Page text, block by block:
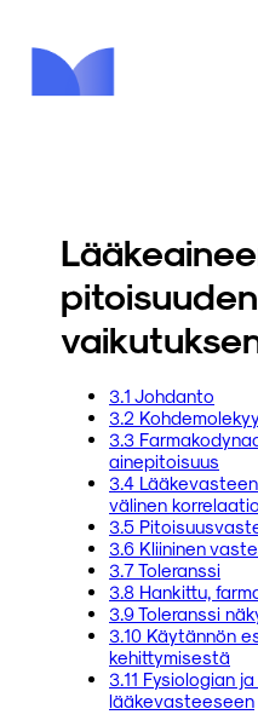
3.1 Johdanto
3.2
3.3
ainepitoisuus
3.4
välinen korrelaatio
3.5
3.6 Kliininen
3.7 Toleranssi
3.8 Hankittu,
3.9 Toleranssi
3.10 Käytännön
kehittymisestä
3.11 Fysiologian
lääkevasteeseen